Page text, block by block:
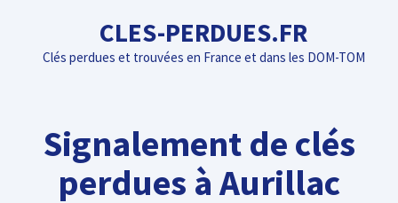
contenu
CLES-PERDUES.FR
Clés perdues et trouvées en France et dans les DOM-TOM
Signalement de clés
perdues à Aurillac